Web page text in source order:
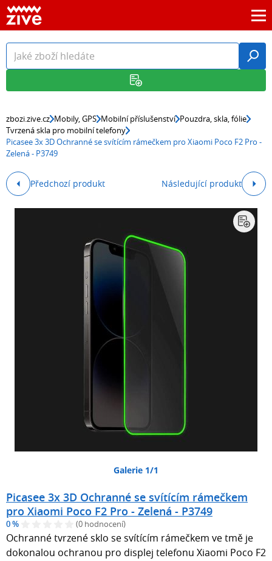
zbozi.zive.cz Mobily, GPS Mobilní příslušenství Pouzdra, skla, fólie
Tvrzená skla pro mobilní telefony
Picasee 3x 3D Ochranné se svítícím rámečkem pro Xiaomi Poco F2 Pro -
Zelená - P3749
Předchozí produkt Následující produkt
Galerie 1/1
Picasee 3x 3D Ochranné se svítícím rámečkem
pro Xiaomi Poco F2 Pro - Zelená - P3749
0 % (0 hodnocení)
Ochranné tvrzené sklo se svítícím rámečkem ve tmě je
dokonalou ochranou pro displej telefonu Xiaomi Poco F2